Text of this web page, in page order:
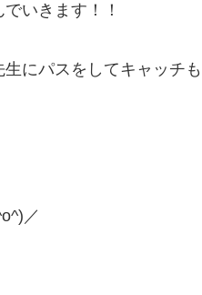
いきます！！
にパスをしてキャッチも
／